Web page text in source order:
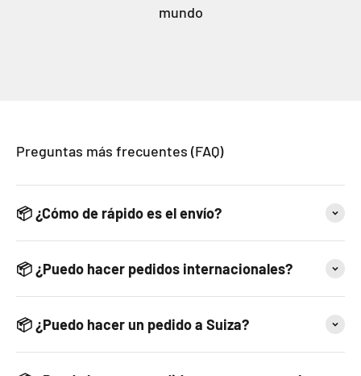
mundo
Preguntas más frecuentes (FAQ)
📦 ¿Cómo de rápido es el envío?
📦 ¿Puedo hacer pedidos internacionales?
📦 ¿Puedo hacer un pedido a Suiza?